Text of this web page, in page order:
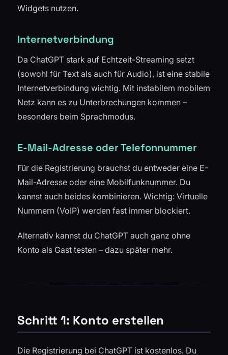
Widgets nutzen.
Internetverbindung
Da ChatGPT stark auf Echtzeit-Streaming setzt
(sowohl für Text als auch für Audio), ist eine stabile
Internetverbindung wichtig. Mit instabilem mobilem
Netz kann es zu Unterbrechungen kommen –
besonders beim Sprachmodus.
E-Mail-Adresse oder Telefonnummer
Für die Registrierung brauchst du entweder eine E-
Mail-Adresse oder eine Mobilfunknummer. Du
kannst auch beides kombinieren. Wichtig: Virtuelle
Nummern (VoIP) werden fast immer blockiert.
Alternativ kannst du ChatGPT auch ganz ohne
Konto als Gast testen – dazu später mehr.
Schritt 1: Konto erstellen
Die Registrierung bei ChatGPT ist kostenlos. Du